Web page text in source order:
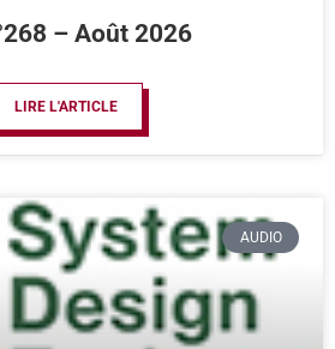
– Août 2026
LIRE L'ARTICLE
AUDIO